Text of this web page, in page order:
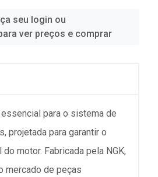
seu login ou
ver preços e comprar
para o sistema de
projetada para garantir o
motor. Fabricada pela NGK,
mercado de peças